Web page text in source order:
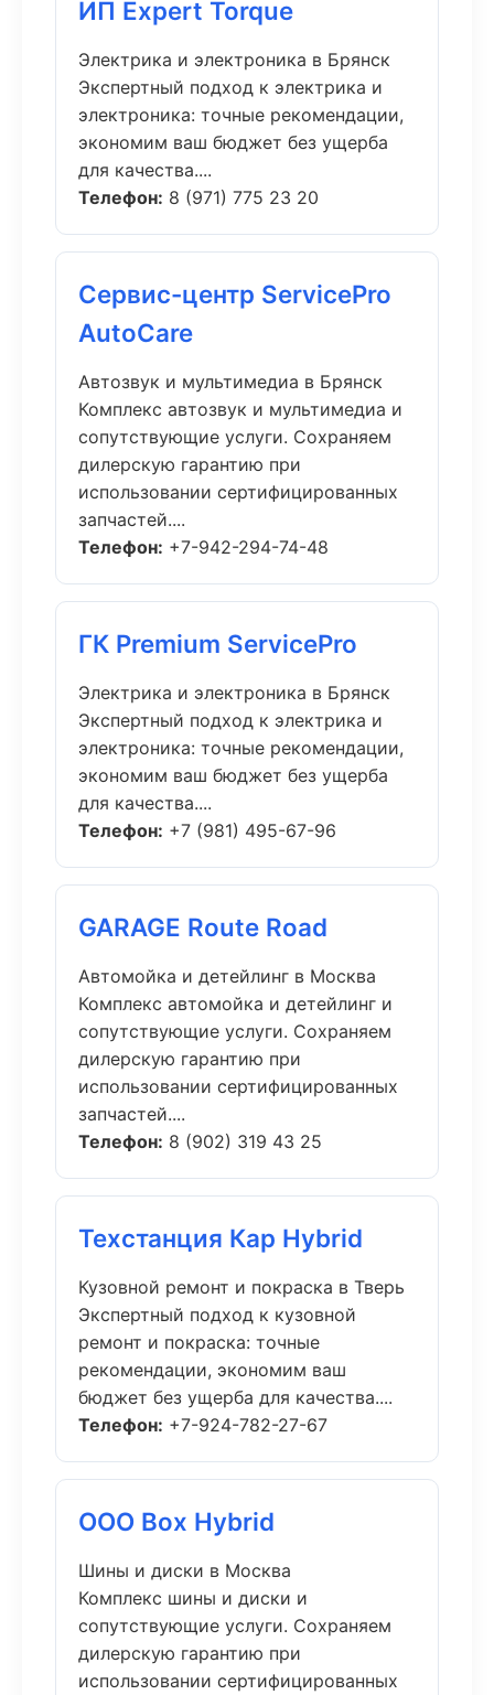
ИП Expert Torque
Электрика и электроника в Брянск
Экспертный подход к электрика и
электроника: точные рекомендации,
экономим ваш бюджет без ущерба
для качества....
Телефон: 8 (971) 775 23 20
Сервис-центр ServicePro
AutoCare
Автозвук и мультимедиа в Брянск
Комплекс автозвук и мультимедиа и
сопутствующие услуги. Сохраняем
дилерскую гарантию при
использовании сертифицированных
запчастей....
Телефон: +7-942-294-74-48
ГК Premium ServicePro
Электрика и электроника в Брянск
Экспертный подход к электрика и
электроника: точные рекомендации,
экономим ваш бюджет без ущерба
для качества....
Телефон: +7 (981) 495-67-96
GARAGE Route Road
Автомойка и детейлинг в Москва
Комплекс автомойка и детейлинг и
сопутствующие услуги. Сохраняем
дилерскую гарантию при
использовании сертифицированных
запчастей....
Телефон: 8 (902) 319 43 25
Техстанция Кар Hybrid
Кузовной ремонт и покраска в Тверь
Экспертный подход к кузовной
ремонт и покраска: точные
рекомендации, экономим ваш
бюджет без ущерба для качества....
Телефон: +7-924-782-27-67
ООО Box Hybrid
Шины и диски в Москва
Комплекс шины и диски и
сопутствующие услуги. Сохраняем
дилерскую гарантию при
использовании сертифицированных